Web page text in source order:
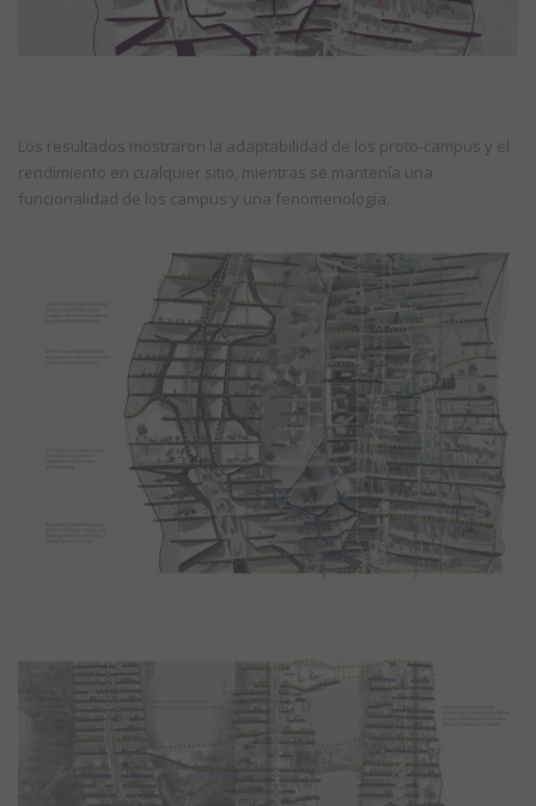
Los resultados mostraron la adaptabilidad de los proto-campus y el
rendimiento en cualquier sitio, mientras se mantenía una
funcionalidad de los campus y una fenomenología.